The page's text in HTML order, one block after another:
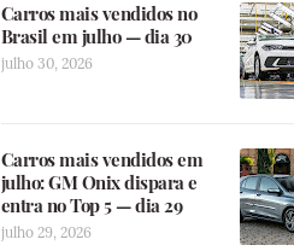
Carros mais vendidos no
Brasil em julho — dia 30
julho 30, 2026
Carros mais vendidos em
julho: GM Onix dispara e
entra no Top 5 — dia 29
julho 29, 2026